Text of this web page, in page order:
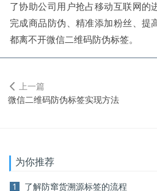
了协助公司用户抢占移动互联网的
完成商品防伪、精准添加粉丝、提
都离不开微信二维码防伪标签。
上一篇
微信二维码防伪标签实现方法
为你推荐
1
了解防窜货溯源标签的流程